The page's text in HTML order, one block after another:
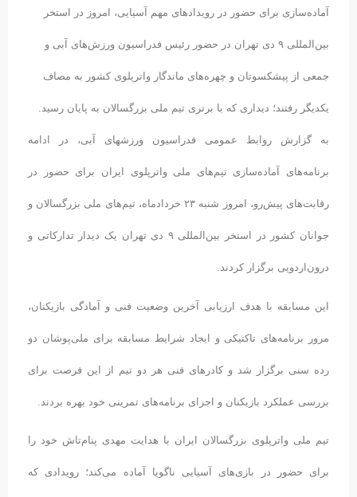
آماده‌سازی برای حضور در رویدادهای مهم آسیایی، امروز در استخر
بین‌المللی ۹ دی تهران در حضور رئیس فدراسیون ورزش‌های آبی و
جمعی از پیشکسوتان و چهره‌های ماندگار واترپلوی کشور به مصاف
یکدیگر رفتند؛ دیداری که با برتری تیم ملی بزرگسالان به پایان رسید.
به گزارش روابط عمومی فدراسیون ورزشهای آبی، در ادامه
برنامه‌های آماده‌سازی تیم‌های ملی واترپلوی ایران برای حضور در
رقابت‌های پیش‌رو، امروز شنبه ۲۳ خردادماه، تیم‌های ملی بزرگسالان و
جوانان کشور در استخر بین‌المللی ۹ دی تهران یک دیدار تدارکاتی و
درون‌اردویی برگزار کردند.
این مسابقه با هدف ارزیابی آخرین وضعیت فنی و آمادگی بازیکنان،
مرور برنامه‌های تاکتیکی و ایجاد شرایط مسابقه برای ملی‌پوشان دو
رده سنی برگزار شد و کادرهای فنی هر دو تیم از این فرصت برای
بررسی عملکرد بازیکنان و اجرای برنامه‌های تمرینی خود بهره بردند.
تیم ملی واترپلوی بزرگسالان ایران با هدایت مهدی پنام‌تاش خود را
برای حضور در بازی‌های آسیایی ناگویا آماده می‌کند؛ رویدادی که